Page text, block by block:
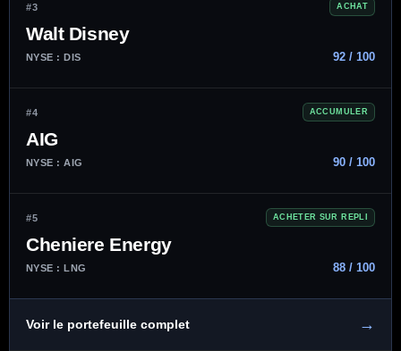
#3 ACHAT
Walt Disney
NYSE : DIS 92 / 100
#4 ACCUMULER
AIG
NYSE : AIG 90 / 100
#5 ACHETER SUR REPLI
Cheniere Energy
NYSE : LNG 88 / 100
Voir le portefeuille complet →